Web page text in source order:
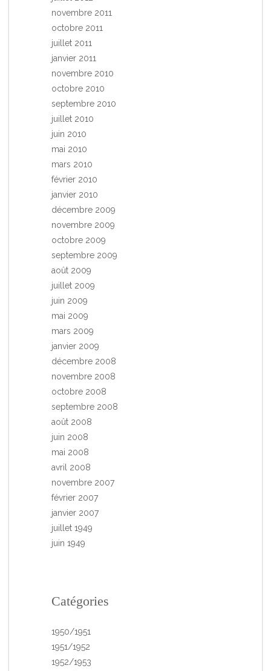
novembre 2011
octobre 2011
juillet 2011
janvier 2011
novembre 2010
octobre 2010
septembre 2010
juillet 2010
juin 2010
mai 2010
mars 2010
février 2010
janvier 2010
décembre 2009
novembre 2009
octobre 2009
septembre 2009
août 2009
juillet 2009
juin 2009
mai 2009
mars 2009
janvier 2009
décembre 2008
novembre 2008
octobre 2008
septembre 2008
août 2008
juin 2008
mai 2008
avril 2008
novembre 2007
février 2007
janvier 2007
juillet 1949
juin 1949
Catégories
1950/1951
1951/1952
1952/1953